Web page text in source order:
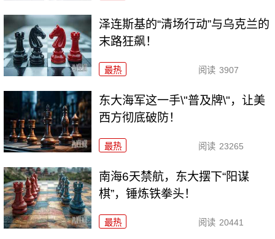
泽连斯基的“清场行动”与乌克兰的
末路狂飙！
最热 阅读 3907
东大海军这一手\"普及牌\"，让美
西方彻底破防！
最热 阅读 23265
南海6天禁航，东大摆下“阳谋
棋”，锤炼铁拳头！
最热 阅读 20441